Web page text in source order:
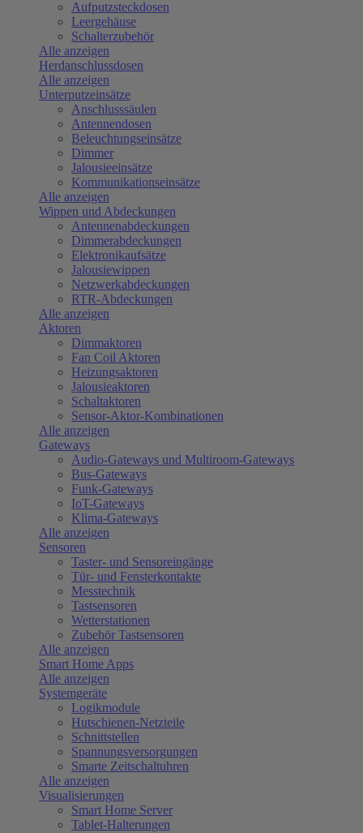
Aufputzsteckdosen
Leergehäuse
Schalterzubehör
Alle anzeigen
Herdanschlussdosen
Alle anzeigen
Unterputzeinsätze
Anschlusssäulen
Antennendosen
Beleuchtungseinsätze
Dimmer
Jalousieeinsätze
Kommunikationseinsätze
Alle anzeigen
Wippen und Abdeckungen
Antennenabdeckungen
Dimmerabdeckungen
Elektronikaufsätze
Jalousiewippen
Netzwerkabdeckungen
RTR-Abdeckungen
Alle anzeigen
Aktoren
Dimmaktoren
Fan Coil Aktoren
Heizungsaktoren
Jalousieaktoren
Schaltaktoren
Sensor-Aktor-Kombinationen
Alle anzeigen
Gateways
Audio-Gateways und Multiroom-Gateways
Bus-Gateways
Funk-Gateways
IoT-Gateways
Klima-Gateways
Alle anzeigen
Sensoren
Taster- und Sensoreingänge
Tür- und Fensterkontakte
Messtechnik
Tastsensoren
Wetterstationen
Zubehör Tastsensoren
Alle anzeigen
Smart Home Apps
Alle anzeigen
Systemgeräte
Logikmodule
Hutschienen-Netzteile
Schnittstellen
Spannungsversorgungen
Smarte Zeitschaltuhren
Alle anzeigen
Visualisierungen
Smart Home Server
Tablet-Halterungen